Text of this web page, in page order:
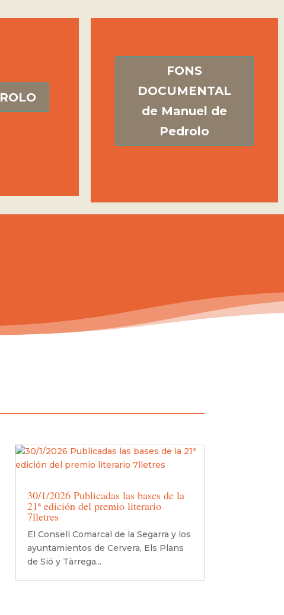
FONS
DOCUMENTAL
de Manuel de
Pedrolo
30/1/2026 Publicadas las bases de la
21ª edición del premio literario
7lletres
El Consell Comarcal de la Segarra y los
ayuntamientos de Cervera, Els Plans
de Sió y Tàrrega...